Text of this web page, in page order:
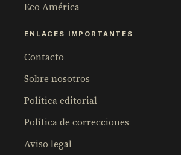
Eco América
ENLACES IMPORTANTES
Contacto
Sobre nosotros
Política editorial
Política de correcciones
Aviso legal